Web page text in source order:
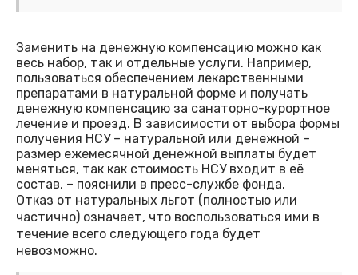
Заменить на денежную компенсацию можно как
весь набор, так и отдельные услуги. Например,
пользоваться обеспечением лекарственными
препаратами в натуральной форме и получать
денежную компенсацию за санаторно-курортное
лечение и проезд. В зависимости от выбора формы
получения НСУ – натуральной или денежной –
размер ежемесячной денежной выплаты будет
меняться, так как стоимость НСУ входит в её
состав, – пояснили в пресс-службе фонда.
Отказ от натуральных льгот (полностью или
частично) означает, что воспользоваться ими в
течение всего следующего года будет
невозможно.